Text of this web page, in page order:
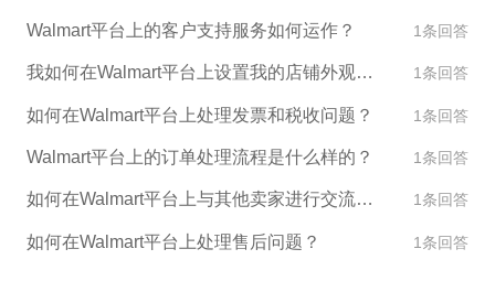
细评估其成本和收益。 5. 引导客户评价：良好的评价
可以提高商品在搜索结果中的排名，吸引更多的潜在
客户。建议在售出商品后，通过邮件或私信方式引导
客户评价商品，并及时回复客户的问题和反馈。
Walmart平台上的客户支持服务如何运作？ 1条回答
我如何在Walmart平台上设置我的店铺外观和设计？ 1条回答
如何在Walmart平台上处理发票和税收问题？ 1条回答
Walmart平台上的订单处理流程是什么样的？ 1条回答
如何在Walmart平台上与其他卖家进行交流和合作？ 1条回答
如何在Walmart平台上处理售后问题？ 1条回答